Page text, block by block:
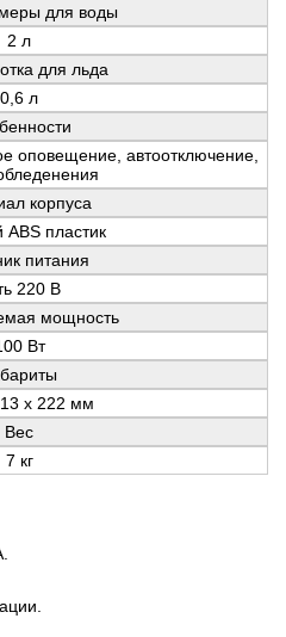
для воды
2 л
для льда
0,6 л
оповещение, автоотключение,
корпуса
пластик
питания
220 В
мощность
Вт
х 222 мм
Вес
7 кг